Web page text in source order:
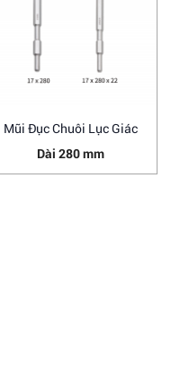
Mũi Đục Chuôi Lục Giác
Dài 280 mm